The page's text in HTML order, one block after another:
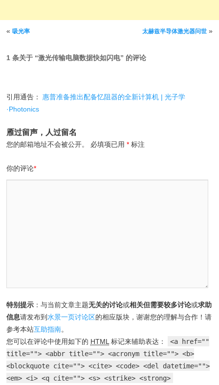
文章导航
«吸光率 太赫兹半导体激光器问世»
1 条关于 “激光传输电脑数据快如闪电” 的评论
引用通告：惠普准备推出配备忆阻器的全新计算机 | 光子学
·Photonics
雁过留声，人过留名
您的邮箱地址不会被公开。 必填项已用* 标注
你的评论*
特别提示 ：与当前文章主题无关的讨论或相关但需要较多讨论或求助
信息请发布到水景一页讨论区的相应版块，谢谢您的理解与合作！请
参考本站互助指南。
您可以在评论中使用如下的 HTML 标记来辅助表达：
<a href=""
title=""> <abbr title=""> <acronym title=""> <b>
<blockquote cite=""> <cite> <code> <del datetime="">
<em> <i> <q cite=""> <s> <strike> <strong>